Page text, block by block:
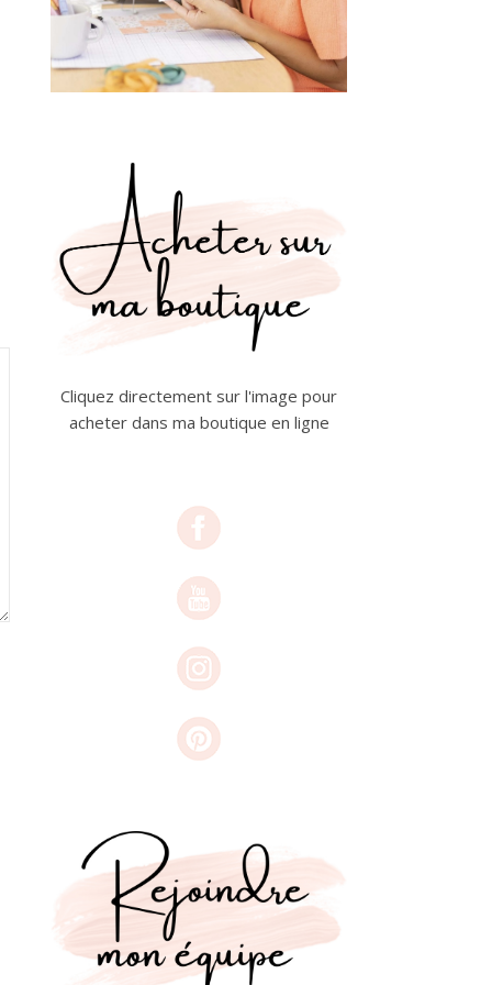
Cliquez directement sur l'image pour
acheter dans ma boutique en ligne